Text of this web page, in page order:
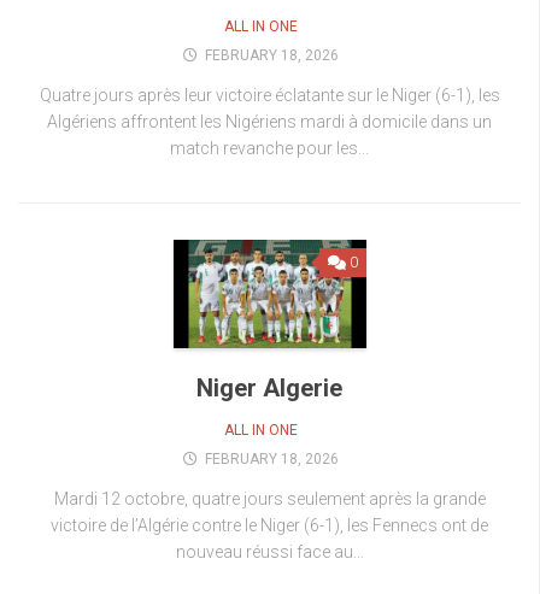
ALL IN ONE
FEBRUARY 18, 2026
Quatre jours après leur victoire éclatante sur le Niger (6-1), les
Algériens affrontent les Nigériens mardi à domicile dans un
match revanche pour les...
0
Niger Algerie
ALL IN ONE
FEBRUARY 18, 2026
Mardi 12 octobre, quatre jours seulement après la grande
victoire de l’Algérie contre le Niger (6-1), les Fennecs ont de
nouveau réussi face au...